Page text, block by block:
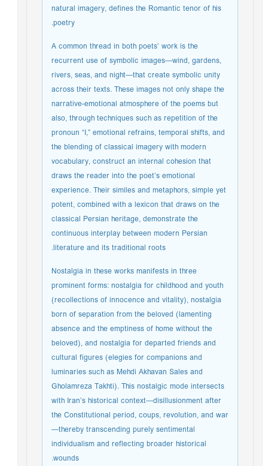
natural imagery, defines the Romantic tenor of his
poetry.
A common thread in both poets’ work is the
recurrent use of symbolic images—wind, gardens,
rivers, seas, and night—that create symbolic unity
across their texts. These images not only shape the
narrative-emotional atmosphere of the poems but
also, through techniques such as repetition of the
pronoun “I,” emotional refrains, temporal shifts, and
the blending of classical imagery with modern
vocabulary, construct an internal cohesion that
draws the reader into the poet’s emotional
experience. Their similes and metaphors, simple yet
potent, combined with a lexicon that draws on the
classical Persian heritage, demonstrate the
continuous interplay between modern Persian
literature and its traditional roots.
Nostalgia in these works manifests in three
prominent forms: nostalgia for childhood and youth
(recollections of innocence and vitality), nostalgia
born of separation from the beloved (lamenting
absence and the emptiness of home without the
beloved), and nostalgia for departed friends and
cultural figures (elegies for companions and
luminaries such as Mehdi Akhavan Sales and
Gholamreza Takhti). This nostalgic mode intersects
with Iran’s historical context—disillusionment after
the Constitutional period, coups, revolution, and war
—thereby transcending purely sentimental
individualism and reflecting broader historical
wounds.